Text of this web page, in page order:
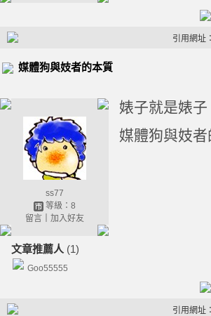
引用網址
媒體狗與妓者的本質
ss77
等級：8
留言｜ 加入好友
文章推薦人 (1)
Goo55555
婊子就是婊子
媒體狗與妓者
引用網址